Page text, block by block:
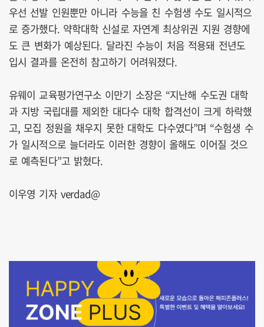
우선 선발 인원뿐만 아니라 수능을 친 수험생 수도 일시적으
로 증가했다. 약학대학 신설로 자연계 최상위권 지원 경향에
도 큰 변화가 예상된다. 달라진 수능이 처음 적용돼 전년도
입시 결과를 온전히 참고하기 어려워졌다.
유웨이 교육평가연구소 이만기 소장은 “지난해 수도권 대학
과 지방 국립대를 제외한 대다수 대학 합격선이 크게 하락했
고, 모집 정원을 채우지 못한 대학도 다수였다”며 “수험생 수
가 일시적으로 늘더라도 이러한 경향이 올해도 이어질 것으
로 예측된다”고 밝혔다.
이우영 기자 verdad@